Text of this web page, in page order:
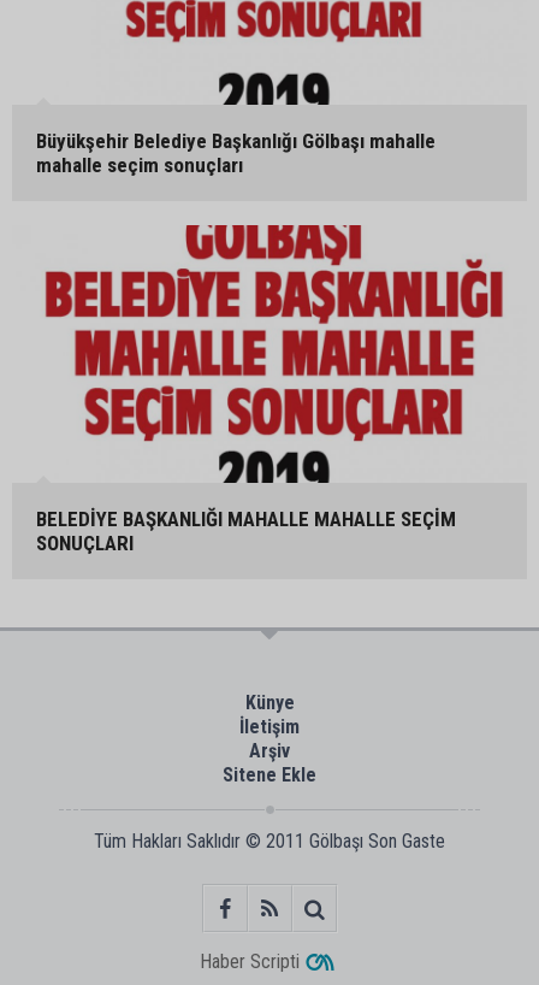
Büyükşehir Belediye Başkanlığı Gölbaşı mahalle
mahalle seçim sonuçları
BELEDİYE BAŞKANLIĞI MAHALLE MAHALLE SEÇİM
SONUÇLARI
Künye
İletişim
Arşiv
Sitene Ekle
Tüm Hakları Saklıdır © 2011 Gölbaşı Son Gaste
Haber Scripti